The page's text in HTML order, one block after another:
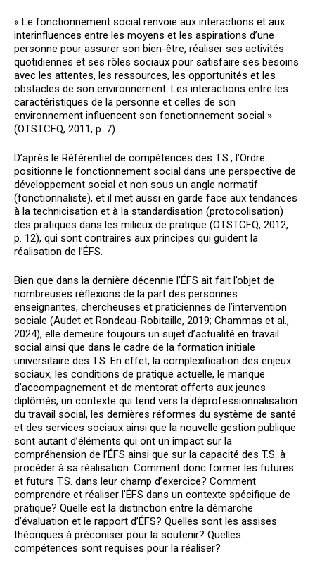
« Le fonctionnement social renvoie aux interactions et aux
interinfluences entre les moyens et les aspirations d’une
personne pour assurer son bien-être, réaliser ses activités
quotidiennes et ses rôles sociaux pour satisfaire ses besoins
avec les attentes, les ressources, les opportunités et les
obstacles de son environnement. Les interactions entre les
caractéristiques de la personne et celles de son
environnement influencent son fonctionnement social »
(OTSTCFQ, 2011, p. 7).
D’après le Référentiel de compétences des T.S., l’Ordre
positionne le fonctionnement social dans une perspective de
développement social et non sous un angle normatif
(fonctionnaliste), et il met aussi en garde face aux tendances
à la technicisation et à la standardisation (protocolisation)
des pratiques dans les milieux de pratique (OTSTCFQ, 2012,
p. 12), qui sont contraires aux principes qui guident la
réalisation de l’ÉFS.
Bien que dans la dernière décennie l’ÉFS ait fait l’objet de
nombreuses réflexions de la part des personnes
enseignantes, chercheuses et praticiennes de l’intervention
sociale (Audet et Rondeau-Robitaille, 2019; Chammas et al.,
2024), elle demeure toujours un sujet d’actualité en travail
social ainsi que dans le cadre de la formation initiale
universitaire des T.S. En effet, la complexification des enjeux
sociaux, les conditions de pratique actuelle, le manque
d’accompagnement et de mentorat offerts aux jeunes
diplômés, un contexte qui tend vers la déprofessionnalisation
du travail social, les dernières réformes du système de santé
et des services sociaux ainsi que la nouvelle gestion publique
sont autant d’éléments qui ont un impact sur la
compréhension de l’ÉFS ainsi que sur la capacité des T.S. à
procéder à sa réalisation. Comment donc former les futures
et futurs T.S. dans leur champ d’exercice? Comment
comprendre et réaliser l’ÉFS dans un contexte spécifique de
pratique? Quelle est la distinction entre la démarche
d’évaluation et le rapport d’ÉFS? Quelles sont les assises
théoriques à préconiser pour la soutenir? Quelles
compétences sont requises pour la réaliser?